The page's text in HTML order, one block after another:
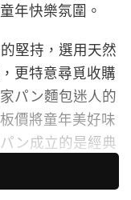
年快樂氛圍。
堅持，選用天然
更特意尋覓收購
パン麵包迷人的
價將童年美好味
ン成立的是經典
程，抹上獨門特
造鬆軟綿密的台